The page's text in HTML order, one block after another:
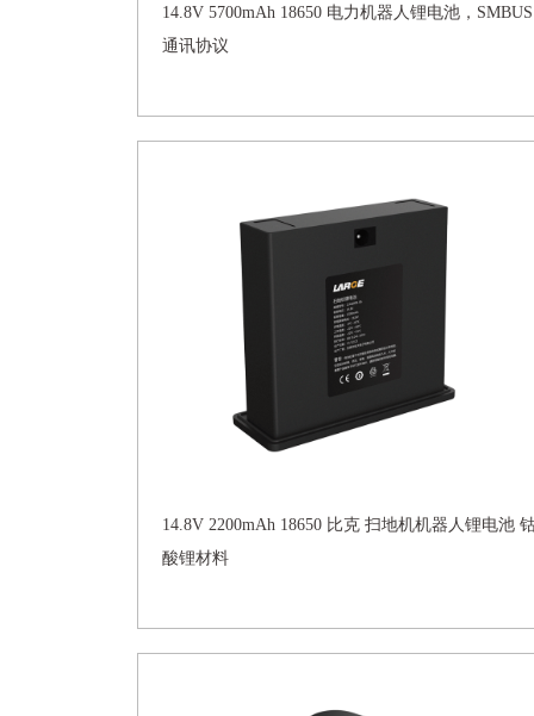
14.8V 5700mAh 18650 电力机器人锂电池，SMBUS
通讯协议
14.8V 2200mAh 18650 比克 扫地机机器人锂电池
酸锂材料